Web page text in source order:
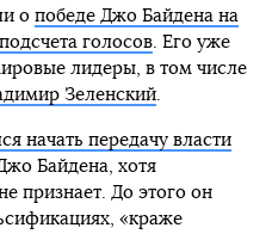
о победе Джо Байдена на
голосов. Его уже
лидеры, в том числе
Зеленский.
начать передачу власти
Байдена, хотя
признает. До этого он
«краже